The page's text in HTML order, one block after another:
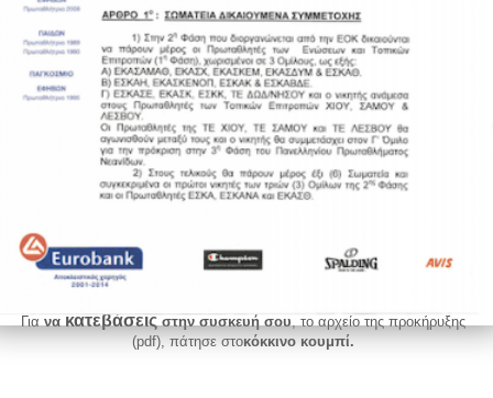
Γιανακατεβάσειςστην συσκευή σου, το αρχείο της προκήρυξης
(pdf), πάτησε στοκόκκινο κουμπί.